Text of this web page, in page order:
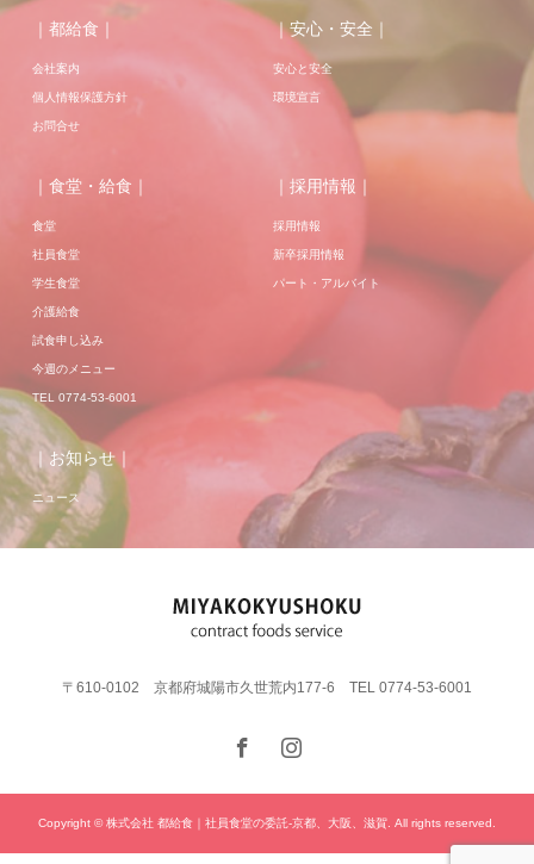
｜都給食｜
会社案内
個人情報保護方針
お問合せ
｜安心・安全｜
安心と安全
環境宣言
｜食堂・給食｜
食堂
社員食堂
学生食堂
介護給食
試食申し込み
今週のメニュー
TEL 0774-53-6001
｜採用情報｜
採用情報
新卒採用情報
パート・アルバイト
｜お知らせ｜
ニュース
〒610-0102 京都府城陽市久世荒内177-6 TEL 0774-53-6001
Copyright © 株式会社 都給食｜社員食堂の委託-京都、大阪、滋賀. All rights reserved.